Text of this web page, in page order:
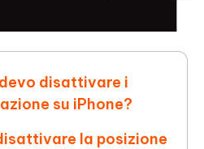
disattivare i
su iPhone?
la posizione